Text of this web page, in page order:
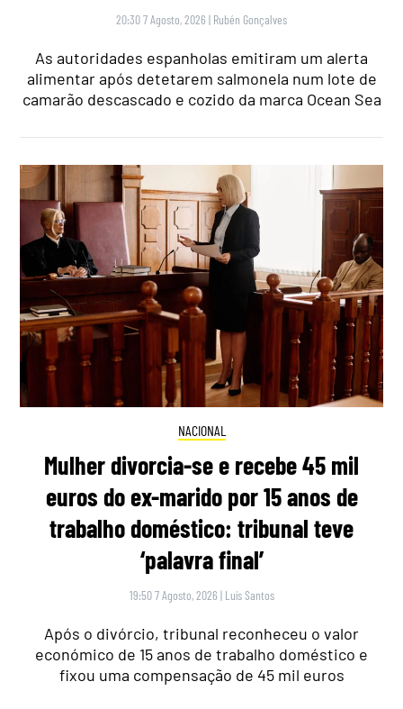
20:30 7 Agosto, 2026 | Rubén Gonçalves
As autoridades espanholas emitiram um alerta
alimentar após detetarem salmonela num lote de
camarão descascado e cozido da marca Ocean Sea
NACIONAL
Mulher divorcia-se e recebe 45 mil
euros do ex-marido por 15 anos de
trabalho doméstico: tribunal teve
‘palavra final’
19:50 7 Agosto, 2026 | Luís Santos
Após o divórcio, tribunal reconheceu o valor
económico de 15 anos de trabalho doméstico e
fixou uma compensação de 45 mil euros